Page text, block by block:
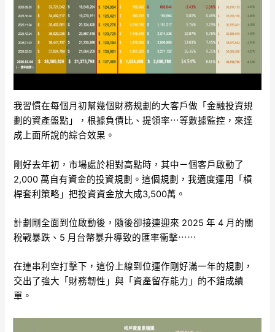
我習慣在每個月初幫幾個財務規劃的大客戶做「金融投資規
劃的資產盤點」，根據負債比、提領率⋯等數據監控，來達
成上面所說的綜合效果。
剛好去年初，市場處於相對高點時，其中ㄧ個客戶啟動了
2,000 萬自有資金的投資規劃。這個規劃，我適度運用「槓
桿套利策略」把投資資金放大成3,500萬。
計劃剛全面到位啟動後，隨後卻接連迎來 2025 年 4 月的關
稅戰暴跌、5 月台幣暴升導致的匯率衝擊⋯⋯
在連串利空打擊下，這份上線到位運作剛好滿一年的規劃，
交出了強大「財務韌性」與「資產留存能力」的不錯成績
單。